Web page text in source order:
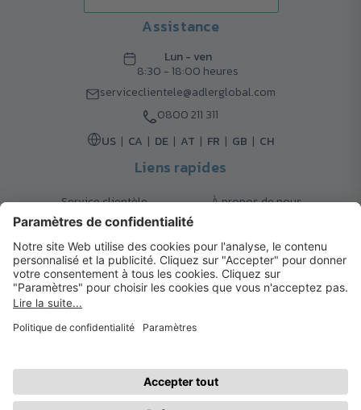
Assistance
Lun - ven
8:30 - 18:00 heures
serviceclientele@adlerglobal.com
0800 211 311
US
CA DE AT FR GB CH
Liens rapides
Service clientèle
À propos de nous
Retours
Contact
FAQ
Garanties
Mode de paiement
Magazine
Mentions légales
© 2026 Cadeaux d’Affaires ADLER
| Politique de Confidentialité
cookies